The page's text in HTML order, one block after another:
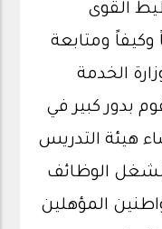
القوى
وكيفاً ومتابعة
الخدمة
بدور كبير في
هيئة التدريس
الوظائف
المؤهلين